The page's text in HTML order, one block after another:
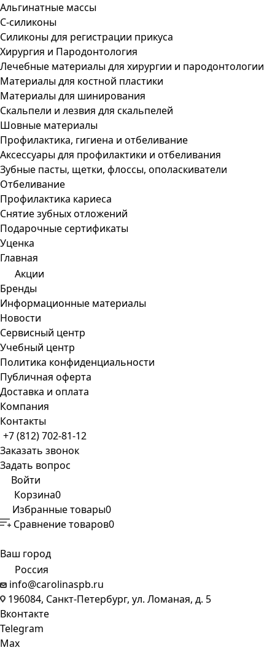
Альгинатные массы
С-силиконы
Силиконы для регистрации прикуса
Хирургия и Пародонтология
Лечебные материалы для хирургии и пародонтологии
Материалы для костной пластики
Материалы для шинирования
Скальпели и лезвия для скальпелей
Шовные материалы
Профилактика, гигиена и отбеливание
Аксессуары для профилактики и отбеливания
Зубные пасты, щетки, флоссы, ополаскиватели
Отбеливание
Профилактика кариеса
Снятие зубных отложений
Подарочные сертификаты
Уценка
Главная
Акции
Бренды
Информационные материалы
Новости
Сервисный центр
Учебный центр
Политика конфиденциальности
Публичная оферта
Доставка и оплата
Компания
Контакты
+7 (812) 702-81-12
Заказать звонок
Задать вопрос
Войти
Корзина0
Избранные товары0
Сравнение товаров0
Ваш город
Россия
info@carolinaspb.ru
196084, Санкт-Петербург, ул. Ломаная, д. 5
Вконтакте
Telegram
Max